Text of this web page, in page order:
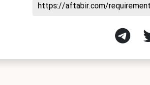
https://aftabir.com/